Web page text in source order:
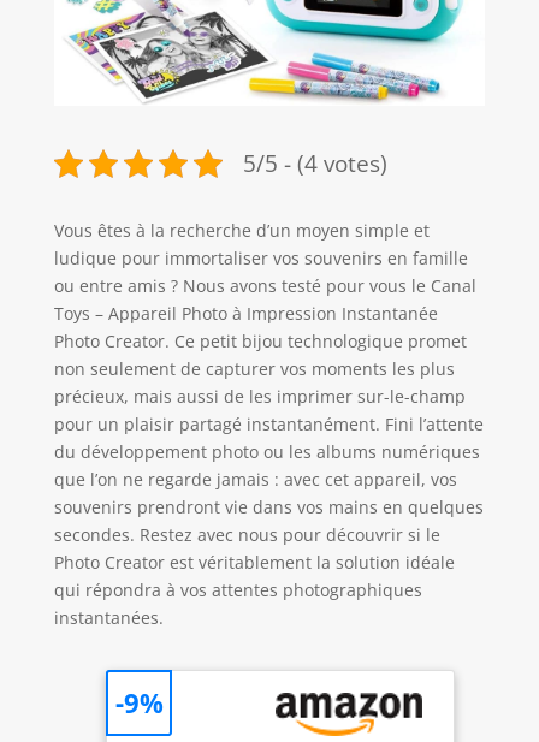
5/5 - (4 votes)
Vous êtes à la recherche d’un moyen simple et
ludique pour immortaliser vos souvenirs en famille
ou entre amis ? Nous avons testé pour vous le Canal
Toys – Appareil Photo à Impression Instantanée
Photo Creator. Ce petit bijou technologique promet
non seulement de capturer vos moments les plus
précieux, mais aussi de les imprimer sur-le-champ
pour un plaisir partagé instantanément. Fini l’attente
du développement photo ou les albums numériques
que l’on ne regarde jamais : avec cet appareil, vos
souvenirs prendront vie dans vos mains en quelques
secondes. Restez avec nous pour découvrir si le
Photo Creator est véritablement la solution idéale
qui répondra à vos attentes photographiques
instantanées.
-9%